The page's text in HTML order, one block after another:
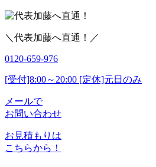
＼代表加藤へ直通！／
0120-659-976
[受付]8:00～20:00 [定休]元日のみ
メールで
お問い合わせ
お見積もりは
こちらから！